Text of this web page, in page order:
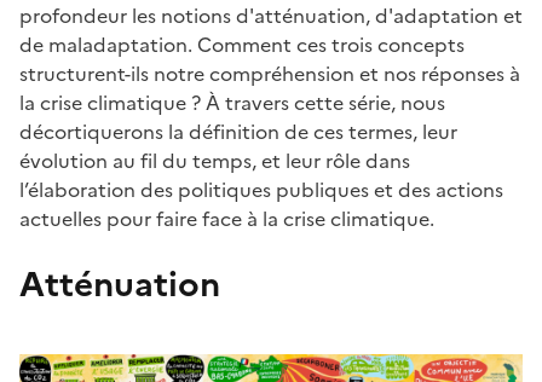
profondeur les notions d'atténuation, d'adaptation et
de maladaptation. Comment ces trois concepts
structurent-ils notre compréhension et nos réponses à
la crise climatique ? À travers cette série, nous
décortiquerons la définition de ces termes, leur
évolution au fil du temps, et leur rôle dans
l’élaboration des politiques publiques et des actions
actuelles pour faire face à la crise climatique.
Atténuation